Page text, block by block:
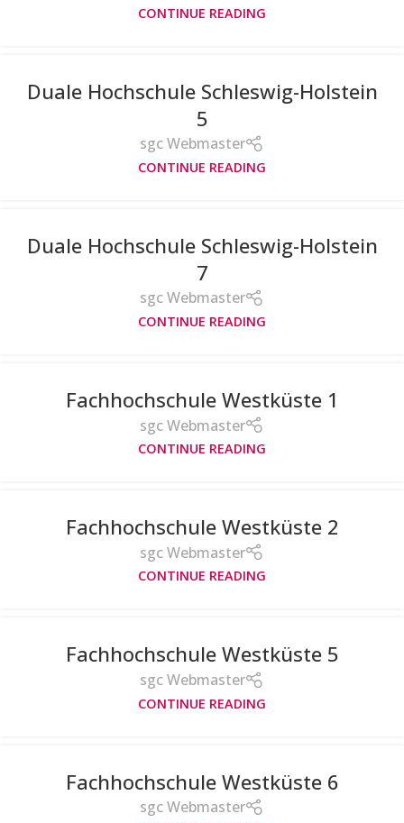
CONTINUE READING
Duale Hochschule Schleswig-Holstein
5
sgc Webmaster
CONTINUE READING
Duale Hochschule Schleswig-Holstein
7
sgc Webmaster
CONTINUE READING
Fachhochschule Westküste 1
sgc Webmaster
CONTINUE READING
Fachhochschule Westküste 2
sgc Webmaster
CONTINUE READING
Fachhochschule Westküste 5
sgc Webmaster
CONTINUE READING
Fachhochschule Westküste 6
sgc Webmaster